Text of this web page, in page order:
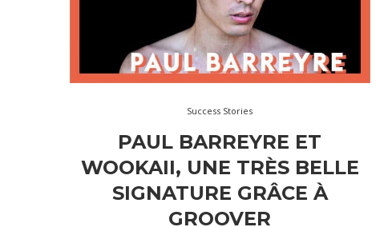
Success Stories
PAUL BARREYRE ET
WOOKAII, UNE TRÈS BELLE
SIGNATURE GRÂCE À
GROOVER